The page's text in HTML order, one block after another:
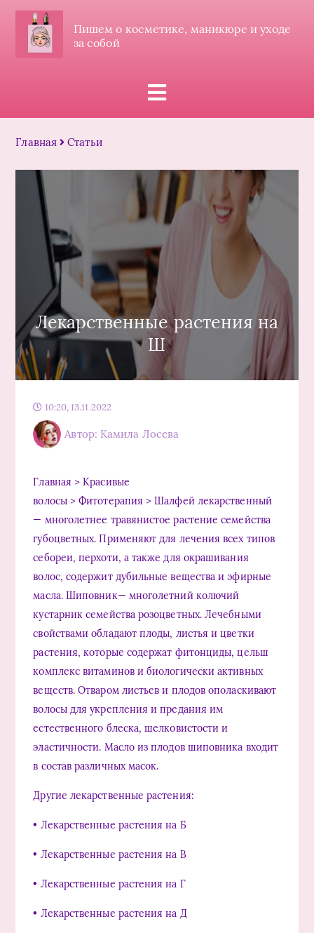
Пишем о косметике, маникюре и уходе
за собой
Главная Статьи
Лекарственные растения на
Ш
10:20, 13.11.2022
Автор: Камила Лосева
Главная > Красивые
волосы > Фитотерапия > Шалфей лекарственный
— многолетнее травянистое растение семейства
губоцветных. Применяют для лечения всех типов
себореи, перхоти, а также для окрашивания
волос, содержит дубильные вещества и эфирные
масла. Шиповник— многолетний колючий
кустарник семейства розоцветных. Лечебными
свойствами обладают плоды, листья и цветки
растения, которые содержат фитонциды, цельш
комплекс витаминов и биологически активных
веществ. Отваром листьев и плодов ополаскивают
волосы для укрепления и предания им
естественного блеска, шелковистости и
эластичности. Масло из плодов шиповника входит
в состав различных масок.
Другие лекарственные растения:
• Лекарственные растения на Б
• Лекарственные растения на В
• Лекарственные растения на Г
• Лекарственные растения на Д